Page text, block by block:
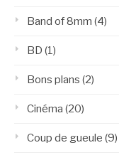
Band of 8mm (4)
BD (1)
Bons plans (2)
Cinéma (20)
Coup de gueule (9)